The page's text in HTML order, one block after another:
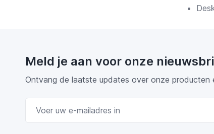
Meld je aan voor onze
Ontvang de laatste updates over onze producten